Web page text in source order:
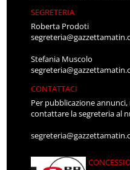
SEGRETERIA
Roberta Prodoti
Stefania Muscolo
CONTATTACI
Per pubblicazione
contattare la segreteria al